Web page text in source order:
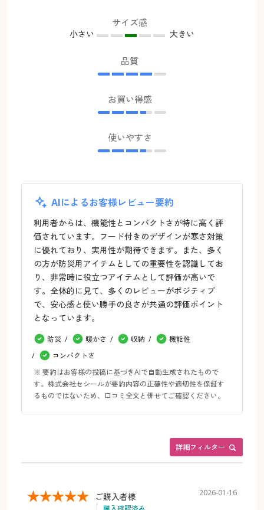
サイズ感
小さい 大きい
品質
お買い得感
使いやすさ
AIによるお客様レビュー要約
利用者からは、機能性とコンパクトさが特に高く評
価されています。フード付きのデザインが寒さ対策
に優れており、実用性が期待できます。また、多く
の方が防災用アイテムとしての重要性を認識してお
り、非常時に役立つアイテムとして評価が高いで
す。全体的に見て、多くのレビューがポジティブ
で、安心感と使い勝手の良さが共通の評価ポイント
となっています。
防災 暖かさ 収納
機能性
コンパクトさ
※ 要約はお客様の投稿に基づきAIで自動生成されたもので
す。株式会社セシールが要約内容の正確性や適切性を保証す
るものではないため、口コミ全文と併せてご確認ください。
詳細フィルター
ご購入者様 2026-01-16